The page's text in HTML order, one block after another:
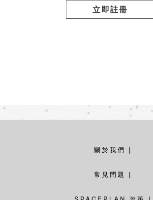
立即註冊
關於我們 |
常見問題 |